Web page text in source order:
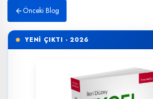
Önceki Blog
YENİ ÇIKTI · 2026